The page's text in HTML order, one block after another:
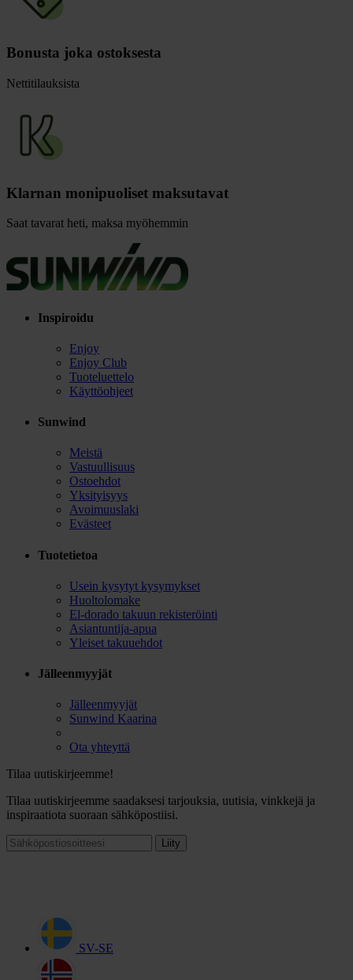
Bonusta joka ostoksesta
Nettitilauksista
Klarnan monipuoliset maksutavat
Saat tavarat heti, maksa myöhemmin
Inspiroidu
Enjoy
Enjoy Club
Tuoteluettelo
Käyttöohjeet
Sunwind
Meistä
Vastuullisuus
Ostoehdot
Yksityisyys
Avoimuuslaki
Evästeet
Tuotetietoa
Usein kysytyt kysymykset
Huoltolomake
El-dorado takuun rekisteröinti
Asiantuntija-apua
Yleiset takuuehdot
Jälleenmyyjät
Jälleenmyyjät
Sunwind Kaarina
Ota yhteyttä
Tilaa uutiskirjeemme!
Tilaa uutiskirjeemme saadaksesi tarjouksia, uutisia, vinkkejä ja
inspiraatiota suoraan sähköpostiisi.
Liity
SV-SE